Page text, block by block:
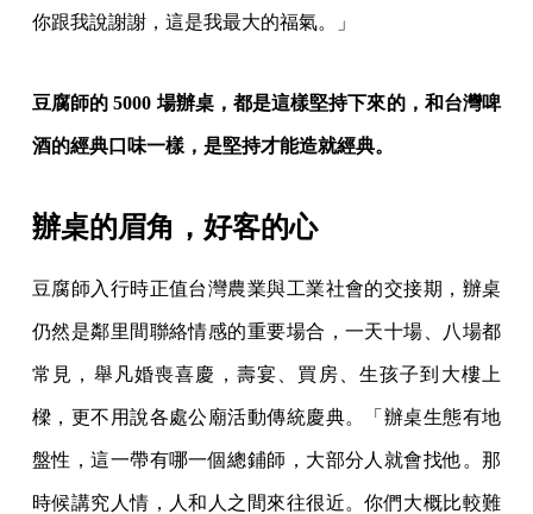
你跟我說謝謝，這是我最大的福氣。」
豆腐師的 5000 場辦桌，都是這樣堅持下來的，和台灣啤
酒的經典口味一樣，是堅持才能造就經典。
辦桌的眉角，好客的心
豆腐師入行時正值台灣農業與工業社會的交接期，辦桌
仍然是鄰里間聯絡情感的重要場合，一天十場、八場都
常見，舉凡婚喪喜慶，壽宴、買房、生孩子到大樓上
樑，更不用說各處公廟活動傳統慶典。「辦桌生態有地
盤性，這一帶有哪一個總鋪師，大部分人就會找他。那
時候講究人情，人和人之間來往很近。你們大概比較難